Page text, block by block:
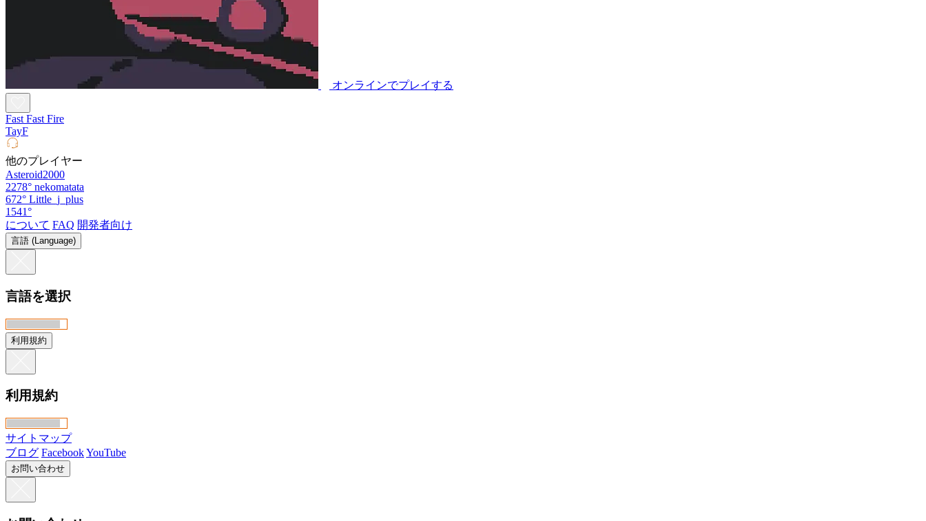
オンラインでプレイする
Fast Fast Fire
TayF
他のプレイヤー
Asteroid2000
2278° nekomatata
672° Little_j_plus
1541°
について FAQ 開発者向け
言語 (Language)
言語を選択
利用規約
利用規約
サイトマップ
ブログ FacebookYouTube
お問い合わせ